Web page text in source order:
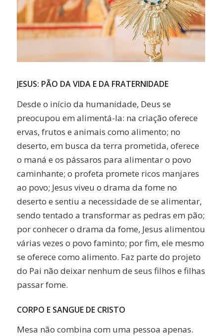
JESUS: PÃO DA VIDA E DA ­FRATERNIDADE
Desde o início da humanidade, Deus se
preocupou em alimentá-la: na criação oferece
ervas, frutos e animais como alimento; no
deserto, em busca da terra prometida, oferece
o maná e os pássaros para alimentar o povo
caminhante; o profeta promete ricos manjares
ao povo; Jesus viveu o drama da fome no
deserto e sentiu a necessidade de se alimentar,
sendo tentado a transformar as pedras em pão;
por conhecer o drama da fome, Jesus alimentou
várias vezes o povo faminto; por fim, ele mesmo
se oferece como alimento. Faz parte do projeto
do Pai não deixar nenhum de seus filhos e filhas
passar fome.
CORPO E SANGUE DE CRISTO
Mesa não combina com uma pessoa apenas.